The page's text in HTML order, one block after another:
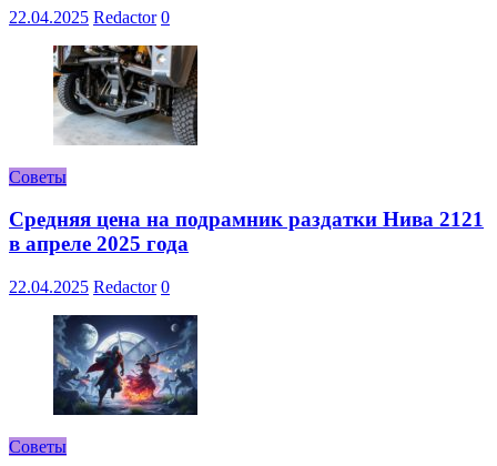
22.04.2025 Redactor 0
Советы
Средняя цена на подрамник раздатки Нива 2121
в апреле 2025 года
22.04.2025 Redactor 0
Советы